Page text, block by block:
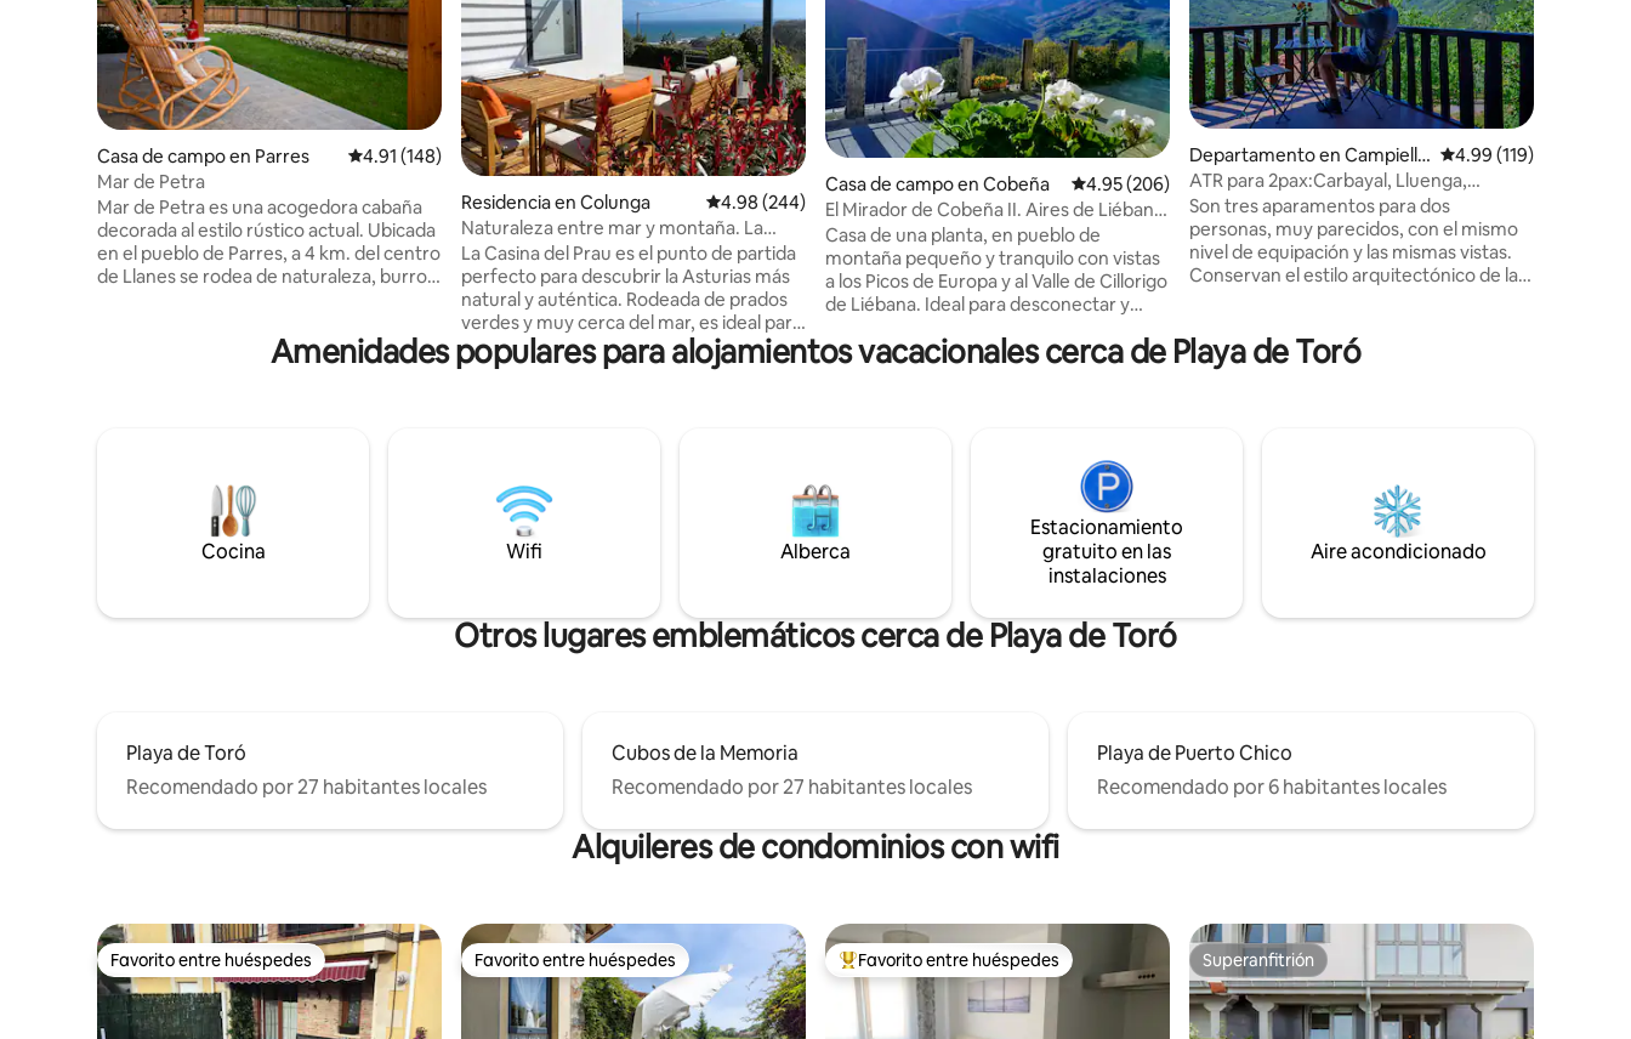
Casa de campo en Parres Calificación promedio: 4.91 de 5; 148 evaluaciones
4.91 (148)
Mar de Petra
Mar de Petra es una acogedora cabaña
decorada al estilo rústico actual. Ubicada
en el pueblo de Parres, a 4 km. del centro
de Llanes se rodea de naturaleza, burros
fantástica para leer, hacer una barbacoa
dormitorios tienen cama de 1,50 cm.
Residencia en Colunga Calificación promedio: 4.98 de 5; 244 evaluaciones
4.98 (244)
Naturaleza entre mar y montaña. La
casina del Prau
La Casina del Prau es el punto de partida
perfecto para descubrir la Asturias más
natural y auténtica. Rodeada de prados
verdes y muy cerca del mar, es ideal para
amantes del senderismo, el surf y la
gastronomía local, con acceso rápido a
de vanguardia. Un alojamiento tranquilo
para descansar tras un día activo entre
mar, montaña y buena mesa.
Casa de campo en Cobeña Calificación promedio: 4.95 de 5; 206 evaluaciones
4.95 (206)
El Mirador de Cobeña II. Aires de Liébana
en Picos
Casa de una planta, en pueblo de
montaña pequeño y tranquilo con vistas
a los Picos de Europa y al Valle de Cillorigo
de Liébana. Ideal para desconectar y
Potes capital de la zona está a 7 km. A 35
con plato de ducha, salón - cocina,
terraza/porche y aparcamiento privado.
Dispone de ropa de cama y aseo. Wifi.
Departamento en Campiello
s
Calificación promedio:
4.99 (119)
ATR para 2pax:Carbayal, Lluenga,
Llombes. AR0280
Son tres aparamentos para dos
personas, muy parecidos, con el mismo
nivel de equipación y las mismas vistas.
Conservan el estilo arquitectónico de la
personalidad, resultando acogedores y
cómodos. En la planta baja, la
descanses y disfrutes de la estancia.
Amenidades populares para alojamientos vacacionales cerca de Playa de Toró
Cocina Wifi Alberca
Estacionamiento
gratuito en las
instalaciones
Aire acondicionado
Otros lugares emblemáticos cerca de Playa de Toró
Playa de Toró
Recomendado por 27 habitantes locales
Cubos de la Memoria
Recomendado por 27 habitantes locales
Playa de Puerto Chico
Recomendado por 6 habitantes locales
Alquileres de condominios con wifi
Favorito entre huéspedes
Favorito entre huéspedes Favorito entre huéspedes
Favorito entre huéspedes De los mejores en Favorito entre huéspedes
Favorito entre huéspedes Superanfitrión
Superanfitrión